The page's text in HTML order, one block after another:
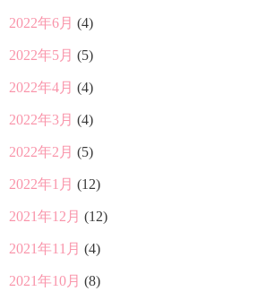
2022年6月 (4)
2022年5月 (5)
2022年4月 (4)
2022年3月 (4)
2022年2月 (5)
2022年1月 (12)
2021年12月 (12)
2021年11月 (4)
2021年10月 (8)